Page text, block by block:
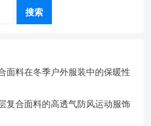
搜索
面料在冬季户外服装中的保暖性
复合面料的高透气防风运动服饰